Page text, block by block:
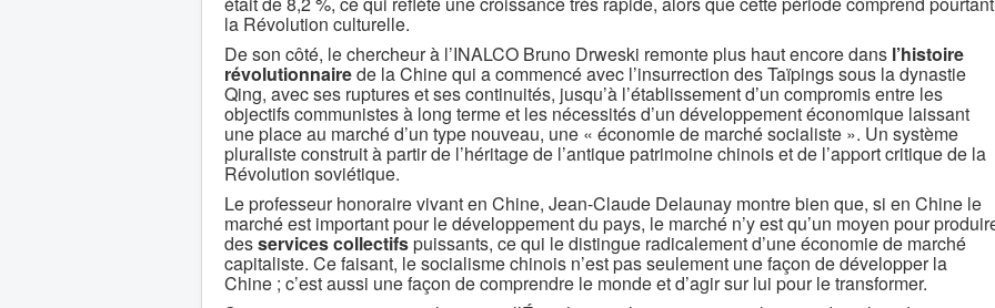
la Révolution culturelle.
De son côté, le chercheur à l’INALCO Bruno Drweski remonte plus haut encore dans l’histoire
révolutionnairede la Chine qui a commencé avec l’insurrection des Taïpings sous la dynastie
Qing, avec ses ruptures et ses continuités, jusqu’à l’établissement d’un compromis entre les
objectifs communistes à long terme et les nécessités d’un développement économique laissant
une place au marché d’un type nouveau, une « économie de marché socialiste ». Un système
pluraliste construit à partir de l’héritage de l’antique patrimoine chinois et de l’apport critique de la
Révolution soviétique.
Le professeur honoraire vivant en Chine, Jean-Claude Delaunay montre bien que, si en Chine le
marché est important pour le développement du pays, le marché n’y est qu’un moyen pour
desservices collectifspuissants, ce qui le distingue radicalement d’une économie de marché
capitaliste. Ce faisant, le socialisme chinois n’est pas seulement une façon de développer la
Chine ; c’est aussi une façon de comprendre le monde et d’agir sur lui pour le transformer.